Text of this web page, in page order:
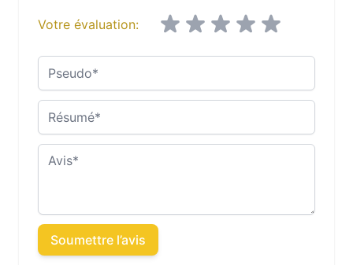
Votre évaluation:
Pseudo
Résumé
Avis
Soumettre l’avis